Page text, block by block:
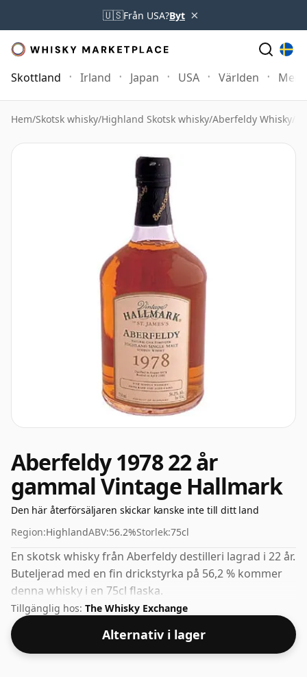
🇺🇸Från USA?Byt ×
Skottland Irland Japan USA Världen Mer
Hem/Skotsk whisky/Highland Skotsk whisky/Aberfeldy Whisky/
Aberfeldy 1978 22 år
gammal Vintage Hallmark
Den här återförsäljaren skickar kanske inte till ditt land
Region:HighlandABV:56.2%Storlek:75cl
En skotsk whisky från Aberfeldy destilleri lagrad i 22 år.
Buteljerad med en fin drickstyrka på 56,2 % kommer
denna whisky i en 75cl flaska.
Tillgänglig hos: The Whisky Exchange
Alternativ i lager